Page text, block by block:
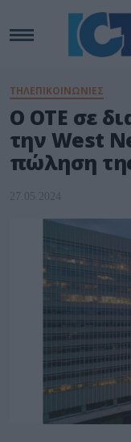
ΤΗΛΕΠΙΚΟΙΝΩΝΙΕΣ
Ο ΟΤΕ σε
την West
πώληση
27.05.2024